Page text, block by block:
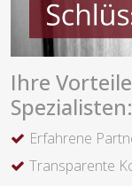
Ihre
Spezialisten:
Erfahrene
Transparente